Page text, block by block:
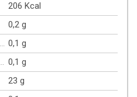
FELHASZNÁLÁS,
206 Kcal
0,2 g
egyszeresen telítetlen zsírsavak 0,1 g
többszörösen telítetlen zsírsavak 0,1 g
23 g